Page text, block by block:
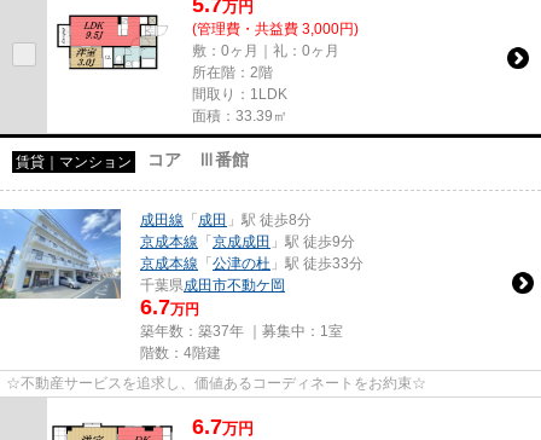
万円
(管理費・共益費 3,000円)
敷：0ヶ月｜礼：0ヶ月
所在階：2階
間取り：1LDK
面積：33.39㎡
賃貸｜マンション コア Ⅲ番館
成田線 「成田 」駅 徒歩8分
京成本線 「京成成田 」駅 徒歩9分
京成本線 「公津の杜 」駅 徒歩33分
千葉県成田市不動ケ岡
6.7万円
築年数：築37年 ｜募集中： 1室
階数：4階建
☆不動産サービスを追求し、価値あるコーディネートをお約束☆
6.7万円